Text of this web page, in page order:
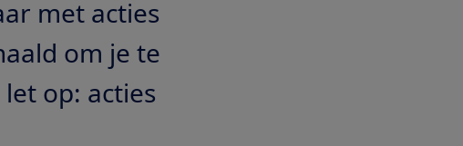
met acties
om je te
op: acties